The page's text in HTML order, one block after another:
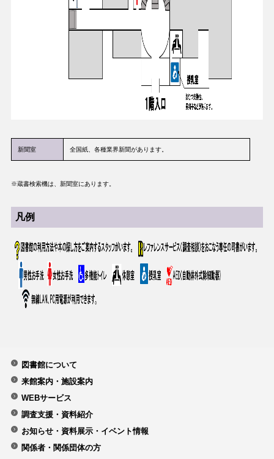
新聞室 全国紙、各種業界新聞があります。
※蔵書検索機は、新聞室にあります。
凡例
図書館について
来館案内・施設案内
WEBサービス
調査支援・資料紹介
お知らせ・資料展示・イベント情報
関係者・関係団体の方